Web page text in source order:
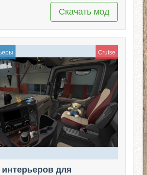
Скачать мод
Cruise
для